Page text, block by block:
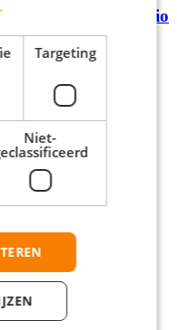
bij ANWB regio
bij ANWB in
Targeting
Niet-